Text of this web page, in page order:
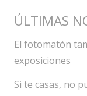
ÚLTIMAS
El fotomatón
exposiciones
Si te casas, no